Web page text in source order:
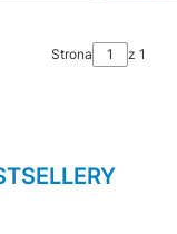
Strona z 1